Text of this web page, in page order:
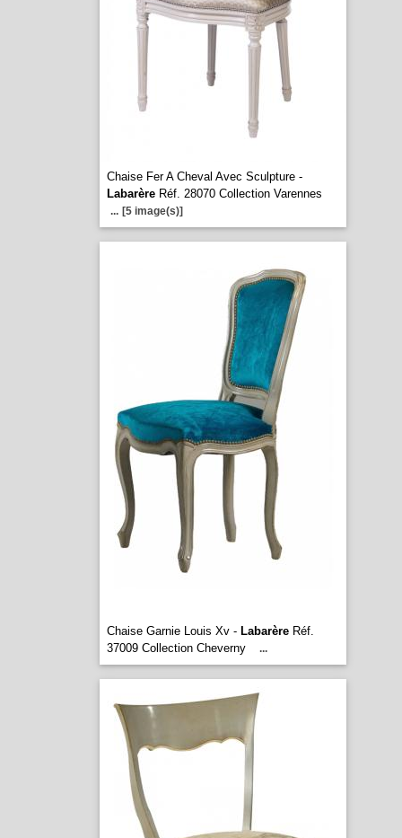
Chaise Fer A Cheval Avec Sculpture -
LabarèreRéf. 28070 Collection Varennes
... [5 image(s)]
Chaise Garnie Louis Xv - LabarèreRéf.
37009 Collection Cheverny
...